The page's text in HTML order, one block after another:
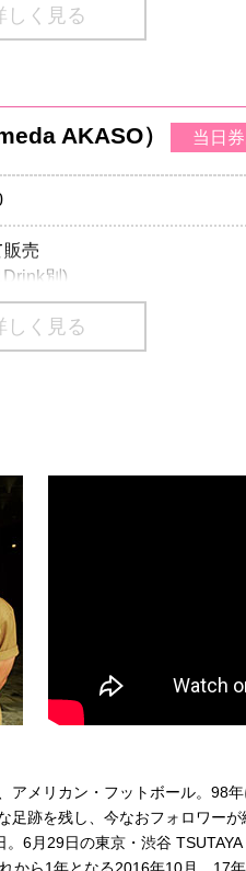
をお断りさせていただきます
込/1Drink別)
Pコード：326-445
3463-0090
一部携帯・PHS不可
をお断りさせていただきます
しく見る
AKASO） 当日
販売
別)
別)
ン ：0570-200-888
しく見る
メリカン・フットボール。98
足跡を残し、今なおフォロワー
6月29日の東京・渋谷
から1年となる2016年10月、17